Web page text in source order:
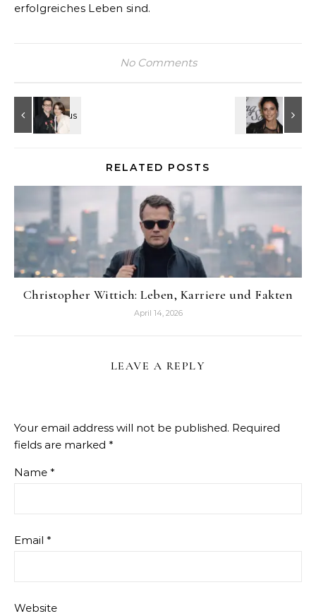
erfolgreiches Leben sind.
No Comments
RELATED POSTS
Christopher Wittich: Leben, Karriere und Fakten
April 14, 2026
LEAVE A REPLY
Your email address will not be published. Required
fields are marked *
Name *
Email *
Website